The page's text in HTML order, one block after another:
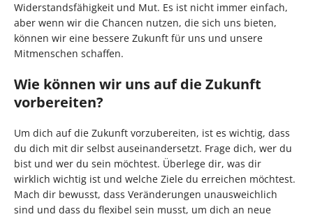
Widerstandsfähigkeit und Mut. Es ist nicht immer einfach,
aber wenn wir die Chancen nutzen, die sich uns bieten,
können wir eine bessere Zukunft für uns und unsere
Mitmenschen schaffen.
Wie können wir uns auf die Zukunft
vorbereiten?
Um dich auf die Zukunft vorzubereiten, ist es wichtig, dass
du dich mit dir selbst auseinandersetzt. Frage dich, wer du
bist und wer du sein möchtest. Überlege dir, was dir
wirklich wichtig ist und welche Ziele du erreichen möchtest.
Mach dir bewusst, dass Veränderungen unausweichlich
sind und dass du flexibel sein musst, um dich an neue